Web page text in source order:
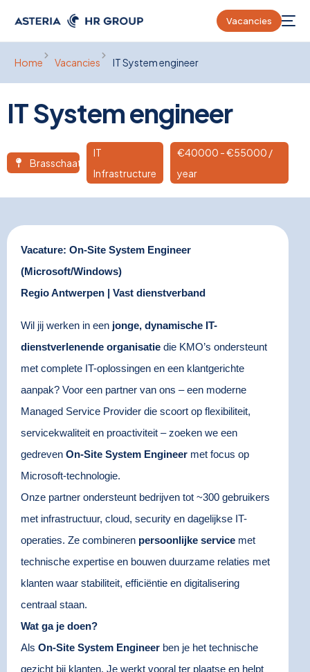
Vacancies
Home Vacancies IT System engineer
IT System engineer
Brasschaat
IT
Infrastructure
€40000 - €55000 /
year
Vacature: On-Site System Engineer
(Microsoft/Windows)
Regio Antwerpen | Vast dienstverband
Wil jij werken in een jonge, dynamische IT-
dienstverlenende organisatie die KMO’s ondersteunt
met complete IT-oplossingen en een klantgerichte
aanpak? Voor een partner van ons – een moderne
Managed Service Provider die scoort op flexibiliteit,
servicekwaliteit en proactiviteit – zoeken we een
gedreven On-Site System Engineer met focus op
Microsoft-technologie.
Onze partner ondersteunt bedrijven tot ~300 gebruikers
met infrastructuur, cloud, security en dagelijkse IT-
operaties. Ze combineren persoonlijke service met
technische expertise en bouwen duurzame relaties met
klanten waar stabiliteit, efficiëntie en digitalisering
centraal staan.
Wat ga je doen?
Als On-Site System Engineer ben je het technische
gezicht bij klanten. Je werkt vooral ter plaatse en helpt